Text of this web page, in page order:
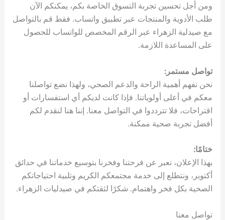
ومن أجل تحسين تجربة التسوق الخاصة بكم، يمكنكم الآن
طلب الأدوية والمنتجات عبر تطبيق واتساب. فقط قم بالتواصل
مع صيدلية الزهراء عبر الرقم المخصص للواتساب للحصول
على المساعدة اللازمة.
تواصل مستمر:
نحن نفهم أهمية الراحة والدعم الصحي، ولهذا نضع تواصلنا
معكم في أعلى أولوياتنا. فإذا كانت لديكم أي استفسارات أو
اقتراحات، فلا تترددوا في التواصل معنا. إننا هنا لنقدم لكم
أفضل تجربة صحية ممكنة.
ختامًا:
بهذا الإعلان، نعبر عن فرحتنا وفخرنا بتوسيع خدماتنا في حدائق
أكتوبر، ونتطلع إلى خدمة مجتمعكم الكريم وتلبية احتياجاتكم
الصحية بكل فخر واهتمام. شكرًا لثقتكم في صيدليات الزهراء.
تواصل معنا